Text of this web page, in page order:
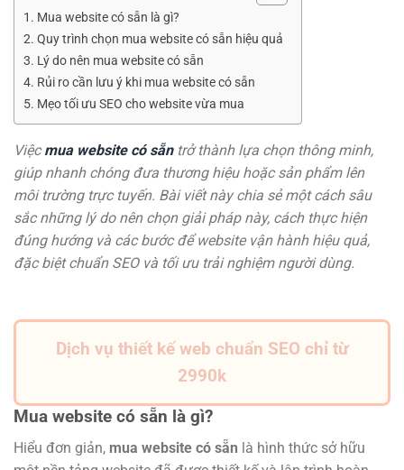
Mua website có sẵn là gì?
Quy trình chọn mua website có sẵn hiệu quả
Lý do nên mua website có sẵn
Rủi ro cần lưu ý khi mua website có sẵn
Mẹo tối ưu SEO cho website vừa mua
Việcmua website có sẵntrở thành lựa chọn thông minh,
giúp nhanh chóng đưa thương hiệu hoặc sản phẩm lên
môi trường trực tuyến. Bài viết này chia sẻ một cách sâu
sắc những lý do nên chọn giải pháp này, cách thực hiện
đúng hướng và các bước để website vận hành hiệu quả,
đặc biệt chuẩn SEO và tối ưu trải nghiệm người dùng.
Dịch vụ thiết kế web chuẩn SEO chỉ từ
2990k
Mua website có sẵn là gì?
Hiểu đơn giản, mua website có sẵn là hình thức sở hữu